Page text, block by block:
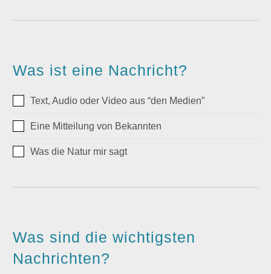
Was ist eine Nachricht?
Text, Audio oder Video aus “den Medien”
Eine Mitteilung von Bekannten
Was die Natur mir sagt
Was sind die wichtigsten
Nachrichten?